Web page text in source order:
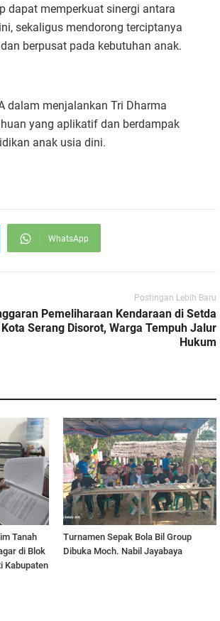
dapat memperkuat sinergi antara
sekaligus mendorong terciptanya
berpusat pada kebutuhan anak.
dalam menjalankan Tri Dharma
yang aplikatif dan berdampak
anak usia dini.
WhatsApp
Postingan Lebih Baru
Pemeliharaan Kendaraan di Setda
Kota Serang Disorot, Warga Tempuh Jalur
Hukum
Tanah
di Blok
Kabupaten
Turnamen Sepak Bola Bil Group
Dibuka Moch. Nabil Jayabaya